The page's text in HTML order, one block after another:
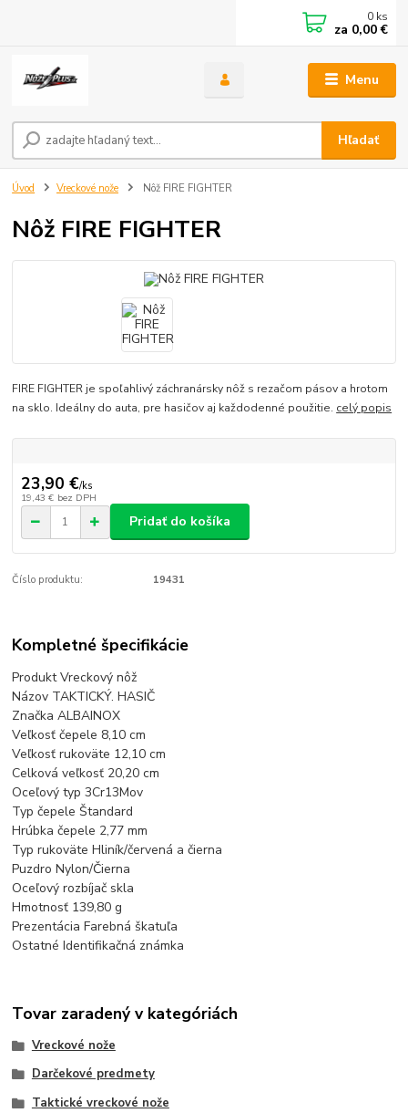
Menu
Hľadať
0 ks
za 0,00 €
Úvod Vreckové nože Nôž FIRE FIGHTER
Nôž FIRE FIGHTER
FIRE FIGHTER je spoľahlivý záchranársky nôž s rezačom pásov a hrotom
na sklo. Ideálny do auta, pre hasičov aj každodenné použitie. celý popis
23,90 €/ks
19,43 € bez DPH
Pridať do košíka
Číslo produktu: 19431
Kompletné špecifikácie
Produkt Vreckový nôž
Názov TAKTICKÝ. HASIČ
Značka ALBAINOX
Veľkosť čepele 8,10 cm
Veľkosť rukoväte 12,10 cm
Celková veľkosť 20,20 cm
Oceľový typ 3Cr13Mov
Typ čepele Štandard
Hrúbka čepele 2,77 mm
Typ rukoväte Hliník/červená a čierna
Puzdro Nylon/Čierna
Oceľový rozbíjač skla
Hmotnosť 139,80 g
Prezentácia Farebná škatuľa
Ostatné Identifikačná známka
Tovar zaradený v kategóriách
Vreckové nože
Darčekové predmety
Taktické vreckové nože